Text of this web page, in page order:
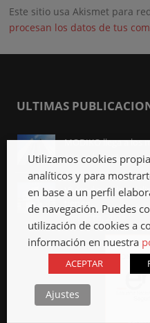
Este sitio usa Akismet para
procesan los datos de tus
ULTIMAS
MODIKO llega a los
Abr 3rd, 2023
Viviendas
tienen
Mar 27th, 2023
Utilizamos cookies
analíticos y para
en base a un perfil
de navegación. Puedes
utilización de cookies a
información en nuestra
ACEPTAR
Ajustes